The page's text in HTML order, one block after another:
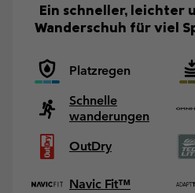
Ein schneller, leichter
Wanderschuh für viel
Platzregen
Schnelle
wanderungen
OutDry
Navic Fit™